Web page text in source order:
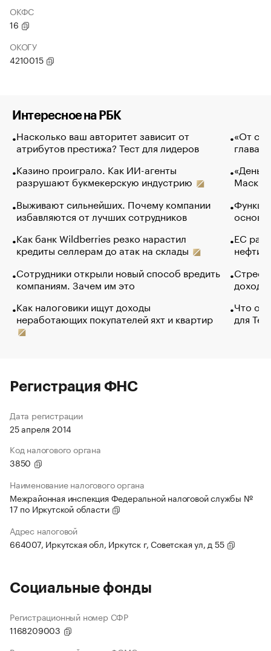
ОКФС
16
ОКОГУ
4210015
Интересное на РБК
Насколько ваш авторитет зависит от
атрибутов престижа? Тест для лидеров
Казино проиграло. Как ИИ-агенты
разрушают букмекерскую индустрию
Выживают сильнейших. Почему компании
избавляются от лучших сотрудников
Как банк Wildberries резко нарастил
кредиты селлерам до атак на склады
Сотрудники открыли новый способ вредить
компаниям. Зачем им это
Как налоговики ищут доходы
неработающих покупателей яхт и квартир
«От
глава
Маск в
основ
ЕС
нефти
Что
для
Регистрация ФНС
Дата регистрации
25 апреля 2014
Код налогового органа
3850
Наименование налогового органа
Межрайонная инспекция Федеральной налоговой службы №
17 по Иркутской области
Адрес налоговой
664007, Иркутская обл, Иркутск г, Советская ул, д 55
Социальные фонды
Регистрационный номер СФР
1168209003